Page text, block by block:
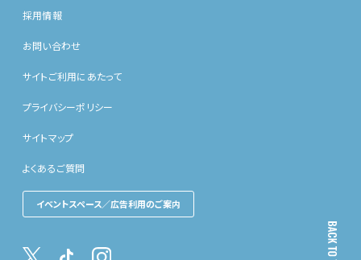
採用情報
お問い合わせ
サイトご利用にあたって
プライバシーポリシー
サイトマップ
よくあるご質問
イベントスペース／広告利用のご案内